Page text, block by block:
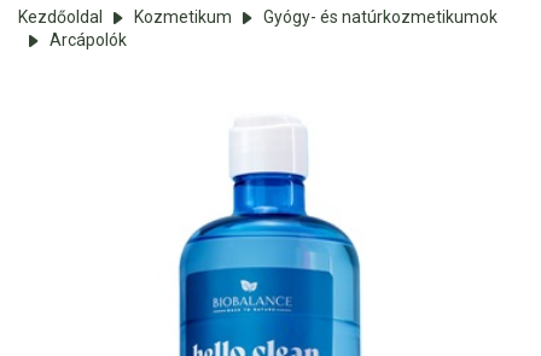
Kezdőoldal Kozmetikum
Gyógy- és natúrkozmetikumok
Arcápolók